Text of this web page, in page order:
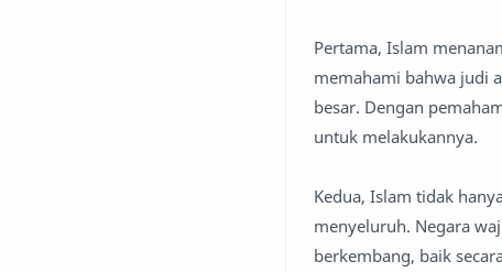
Pertama, Islam
memahami bahwa judi
besar. Dengan
untuk melakukannya.
Kedua, Islam tidak
menyeluruh. Negara
berkembang, baik